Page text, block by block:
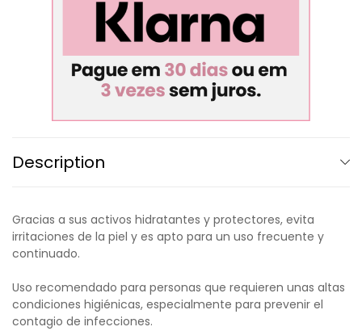
Description
Gracias a sus activos hidratantes y protectores, evita
irritaciones de la piel y es apto para un uso frecuente y
continuado.
Uso recomendado para personas que requieren unas altas
condiciones higiénicas, especialmente para prevenir el
contagio de infecciones.